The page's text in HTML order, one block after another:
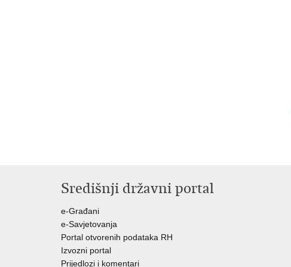
Središnji državni portal
e-Građani
e-Savjetovanja
Portal otvorenih podataka RH
Izvozni portal
Prijedlozi i komentari